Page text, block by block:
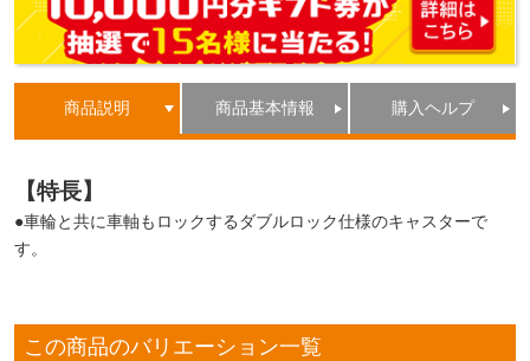
商品説明 商品基本情報 購入ヘルプ
【特長】
●車輪と共に車軸もロックするダブルロック仕様のキャスターで
す。
この商品のバリエーション一覧